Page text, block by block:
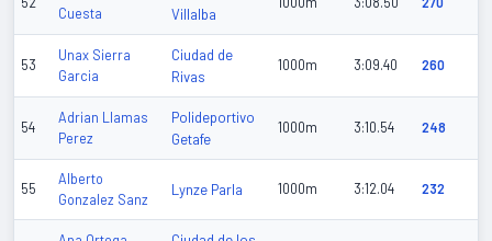
Cuesta
Villalba
53
Unax Sierra
Garcia
Ciudad de
Rivas
1000m 3:09.40 260
54
Adrian Llamas
Perez
Polideportivo
Getafe
1000m 3:10.54 248
55
Alberto
Gonzalez Sanz
Lynze Parla 1000m 3:12.04 232